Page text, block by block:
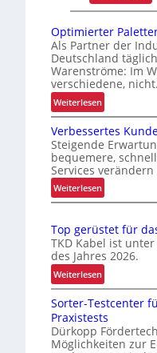
s
s
i
g
k
i
t
u
n
B
t
r
b
s
E
t
r
e
m
i
t
z
e
g
t
h
w
a
c
Optimierter
Als Partner der
Deutschland
Warenströme: Im
verschiedene,
Weiterlesen:
O
p
t
i
m
i
r
t
e
r
P
a
l
e
t
Verbessertes
Steigende
bequemere,
Services
Weiterlesen:
V
r
b
e
s
s
e
r
t
Top gerüstet für
TKD Kabel ist unter
des Jahres 2026.
Weiterlesen:
T
o
p
g
e
Sorter-Testcenter
Praxistests
Dürkopp
Möglichkeiten zur